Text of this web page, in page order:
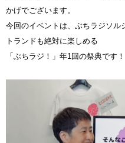
かげでございます。
今回のイベントは、ぶちラジソル
トランドも絶対に楽しめる
「ぶちラジ！」年1回の祭典です！